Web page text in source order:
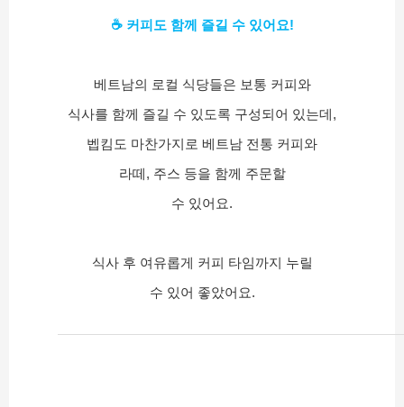
☕ 커피도 함께 즐길 수 있어요!
베트남의 로컬 식당들은 보통 커피와
식사를 함께 즐길 수 있도록 구성되어 있는데,
벱킴도 마찬가지로 베트남 전통 커피와
라떼, 주스 등을 함께 주문할
수 있어요.
식사 후 여유롭게 커피 타임까지 누릴
수 있어 좋았어요.